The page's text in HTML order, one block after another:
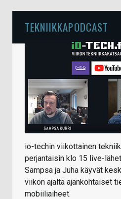
TEKNIIKKAPODCAST
io-techin viikottainen
perjantaisin klo 15 live-
Sampsa ja Juha käyvät
viikon ajalta ajankohtaiset
mobiiliaiheet.